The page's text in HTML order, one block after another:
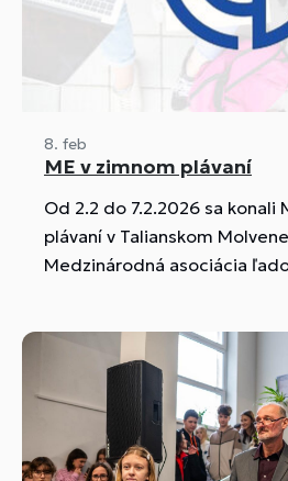
8. feb
ME v zimnom plávaní
Od 2.2 do 7.2.2026 sa konali
plávaní v Talianskom
Medzinárodná asociácia